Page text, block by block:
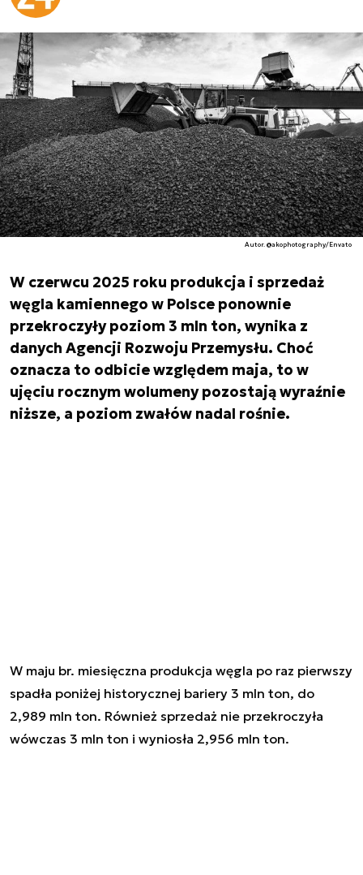
Autor. @akophotography/Envato
W czerwcu 2025 roku produkcja i sprzedaż
węgla kamiennego w Polsce ponownie
przekroczyły poziom 3 mln ton, wynika z
danych Agencji Rozwoju Przemysłu. Choć
oznacza to odbicie względem maja, to w
ujęciu rocznym wolumeny pozostają wyraźnie
niższe, a poziom zwałów nadal rośnie.
W maju br. miesięczna produkcja węgla po raz pierwszy
spadła poniżej historycznej bariery 3 mln ton, do
2,989 mln ton. Również sprzedaż nie przekroczyła
wówczas 3 mln ton i wyniosła 2,956 mln ton.